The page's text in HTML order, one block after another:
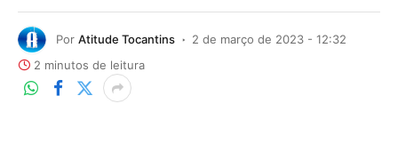
Por Atitude Tocantins
2 de março de 2023 - 12:32
2 minutos de leitura